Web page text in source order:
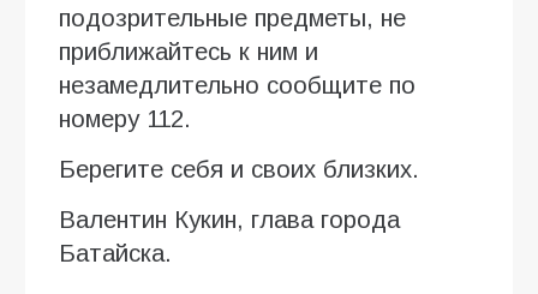
подозрительные предметы, не
приближайтесь к ним и
незамедлительно сообщите по
номеру 112.
Берегите себя и своих близких.
Валентин Кукин, глава города
Батайска.